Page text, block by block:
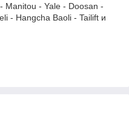
Manitou - Yale - Doosan -
- Hangcha Baoli - Tailift и